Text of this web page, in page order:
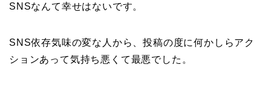
SNSなんて幸せはないです。
SNS依存気味の変な人から、投稿の度に何かしらアク
ションあって気持ち悪くて最悪でした。